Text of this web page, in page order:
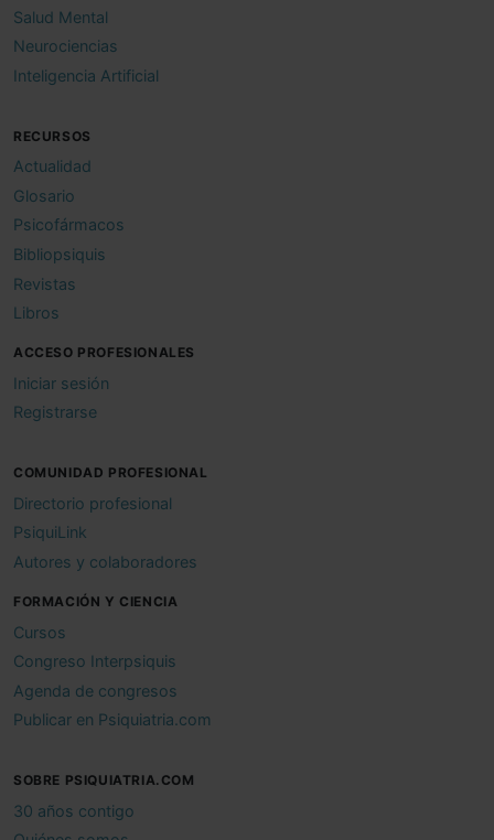
Salud Mental
Neurociencias
Inteligencia Artificial
RECURSOS
Actualidad
Glosario
Psicofármacos
Bibliopsiquis
Revistas
Libros
ACCESO PROFESIONALES
Iniciar sesión
Registrarse
COMUNIDAD PROFESIONAL
Directorio profesional
PsiquiLink
Autores y colaboradores
FORMACIÓN Y CIENCIA
Cursos
Congreso Interpsiquis
Agenda de congresos
Publicar en Psiquiatria.com
SOBRE PSIQUIATRIA.COM
30 años contigo